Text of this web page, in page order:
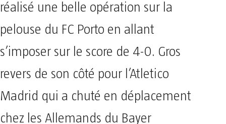
réalisé une belle opération sur la
pelouse du FC Porto en allant
s’imposer sur le score de 4-0. Gros
revers de son côté pour l’Atletico
Madrid qui a chuté en déplacement
chez les Allemands du Bayer